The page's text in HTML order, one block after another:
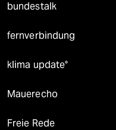
bundestalk
fernverbindung
klima update°
Mauerecho
Freie Rede